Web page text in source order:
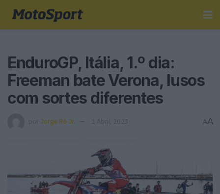
EnduroGP, Itália, 1.º dia:
Freeman bate Verona, lusos
com sortes diferentes
por Jorge Ró Jr. 1 Abril, 2023 AA